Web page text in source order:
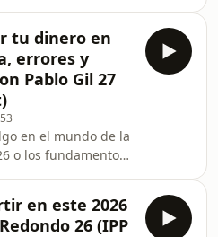
consciente
conversa
experto en gestión
consejero
Solutions y autor
del patrimonio
di
tu dinero en
errores y
Pablo Gil 27
en el mundo de la
o los fundamentos
evitar y por
los inversores
en este 2026
26 (IPP